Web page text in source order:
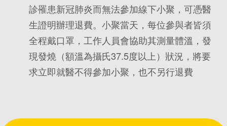
診罹患新冠肺炎而無法參加線下小聚，可憑醫
生證明辦理退費。小聚當天，每位參與者皆須
全程戴口罩，工作人員會協助其測量體溫，發
現發燒（額溫為攝氏37.5度以上）狀況，將要
求立即就醫不得參加小聚，也不另行退費